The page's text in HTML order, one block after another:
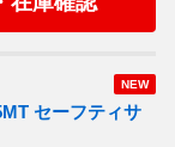
NEW
セーフティサ